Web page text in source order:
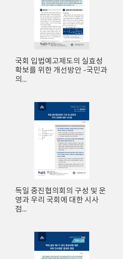
국회 입법예고제도의 실효성
확보를 위한 개선방안 -국민과
의...
독일 중진협의회의 구성 및 운
영과 우리 국회에 대한 시사
점...